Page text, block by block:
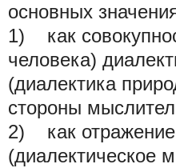
основных
1) как
человека)
(диалектика
стороны
2) как отражение
(диалектическое